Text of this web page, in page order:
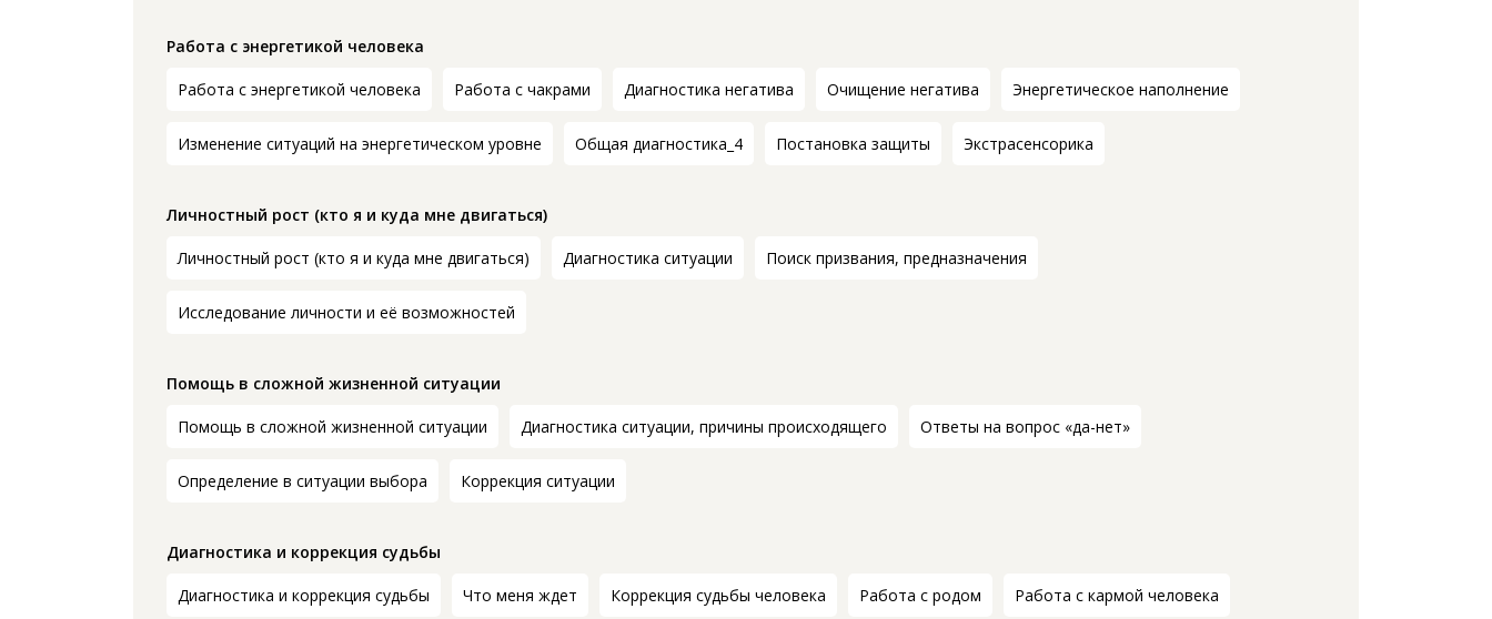
Работа с энергетикой человека
Работа с энергетикой человека Работа с чакрами Диагностика негатива Очищение негатива Энергетическое наполнение
Изменение ситуаций на энергетическом уровне Общая диагностика_4 Постановка защиты Экстрасенсорика
Личностный рост (кто я и куда мне двигаться)
Личностный рост (кто я и куда мне двигаться) Диагностика ситуации Поиск призвания, предназначения
Исследование личности и её возможностей
Помощь в сложной жизненной ситуации
Помощь в сложной жизненной ситуации Диагностика ситуации, причины происходящего Ответы на вопрос «да-нет»
Определение в ситуации выбора Коррекция ситуации
Диагностика и коррекция судьбы
Диагностика и коррекция судьбы Что меня ждет Коррекция судьбы человека Работа с родом Работа с кармой человека